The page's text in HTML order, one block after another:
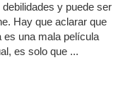
y puede ser
Hay que aclarar que
es una mala película
es solo que ...